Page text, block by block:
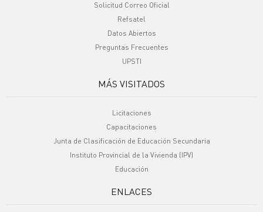
Solicitud Correo Oficial
Refsatel
Datos Abiertos
Preguntas Frecuentes
UPSTI
MÁS VISITADOS
Licitaciones
Capacitaciones
Junta de Clasificación de Educación Secundaria
Instituto Provincial de la Vivienda (IPV)
Educación
ENLACES